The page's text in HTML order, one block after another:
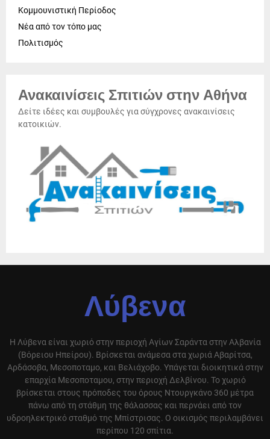
Κομμουνιστική Περίοδος
Νέα από τον τόπο μας
Πολιτισμός
Ανακαινίσεις Σπιτιών στην Αθήνα
Δείτε ιδέες και συμβουλές για σύγχρονες ανακαινίσεις
κατοικιών.
Λύβενα
Η Λύβενα είναι χωριό στην περιοχή Αγίων Σαράντα στην Αλβανία
(Βόρειου Ηπείρου). Βρίσκεται ανάμεσα στα χωριά Αβαρίτσα,
Αρδάσοβα, Μεσοποταμο, και Βελιάχοβο. Υπάγεται διοικητικά στην
επαρχία Μεσοποταμου, στην περιοχή Δελβίνου. Το χωριό
βρίσκεται στους πρόποδες του όρους Ντουργκάνο 360 μέτρα
πάνω από τη στάθμη της θάλασσας και περνάει από τον
υδροηλεκτρικό σταθμό της Μπίστρισας. Ο οικισμός περιλαμβάνει
περίπου 120 σπίτια.